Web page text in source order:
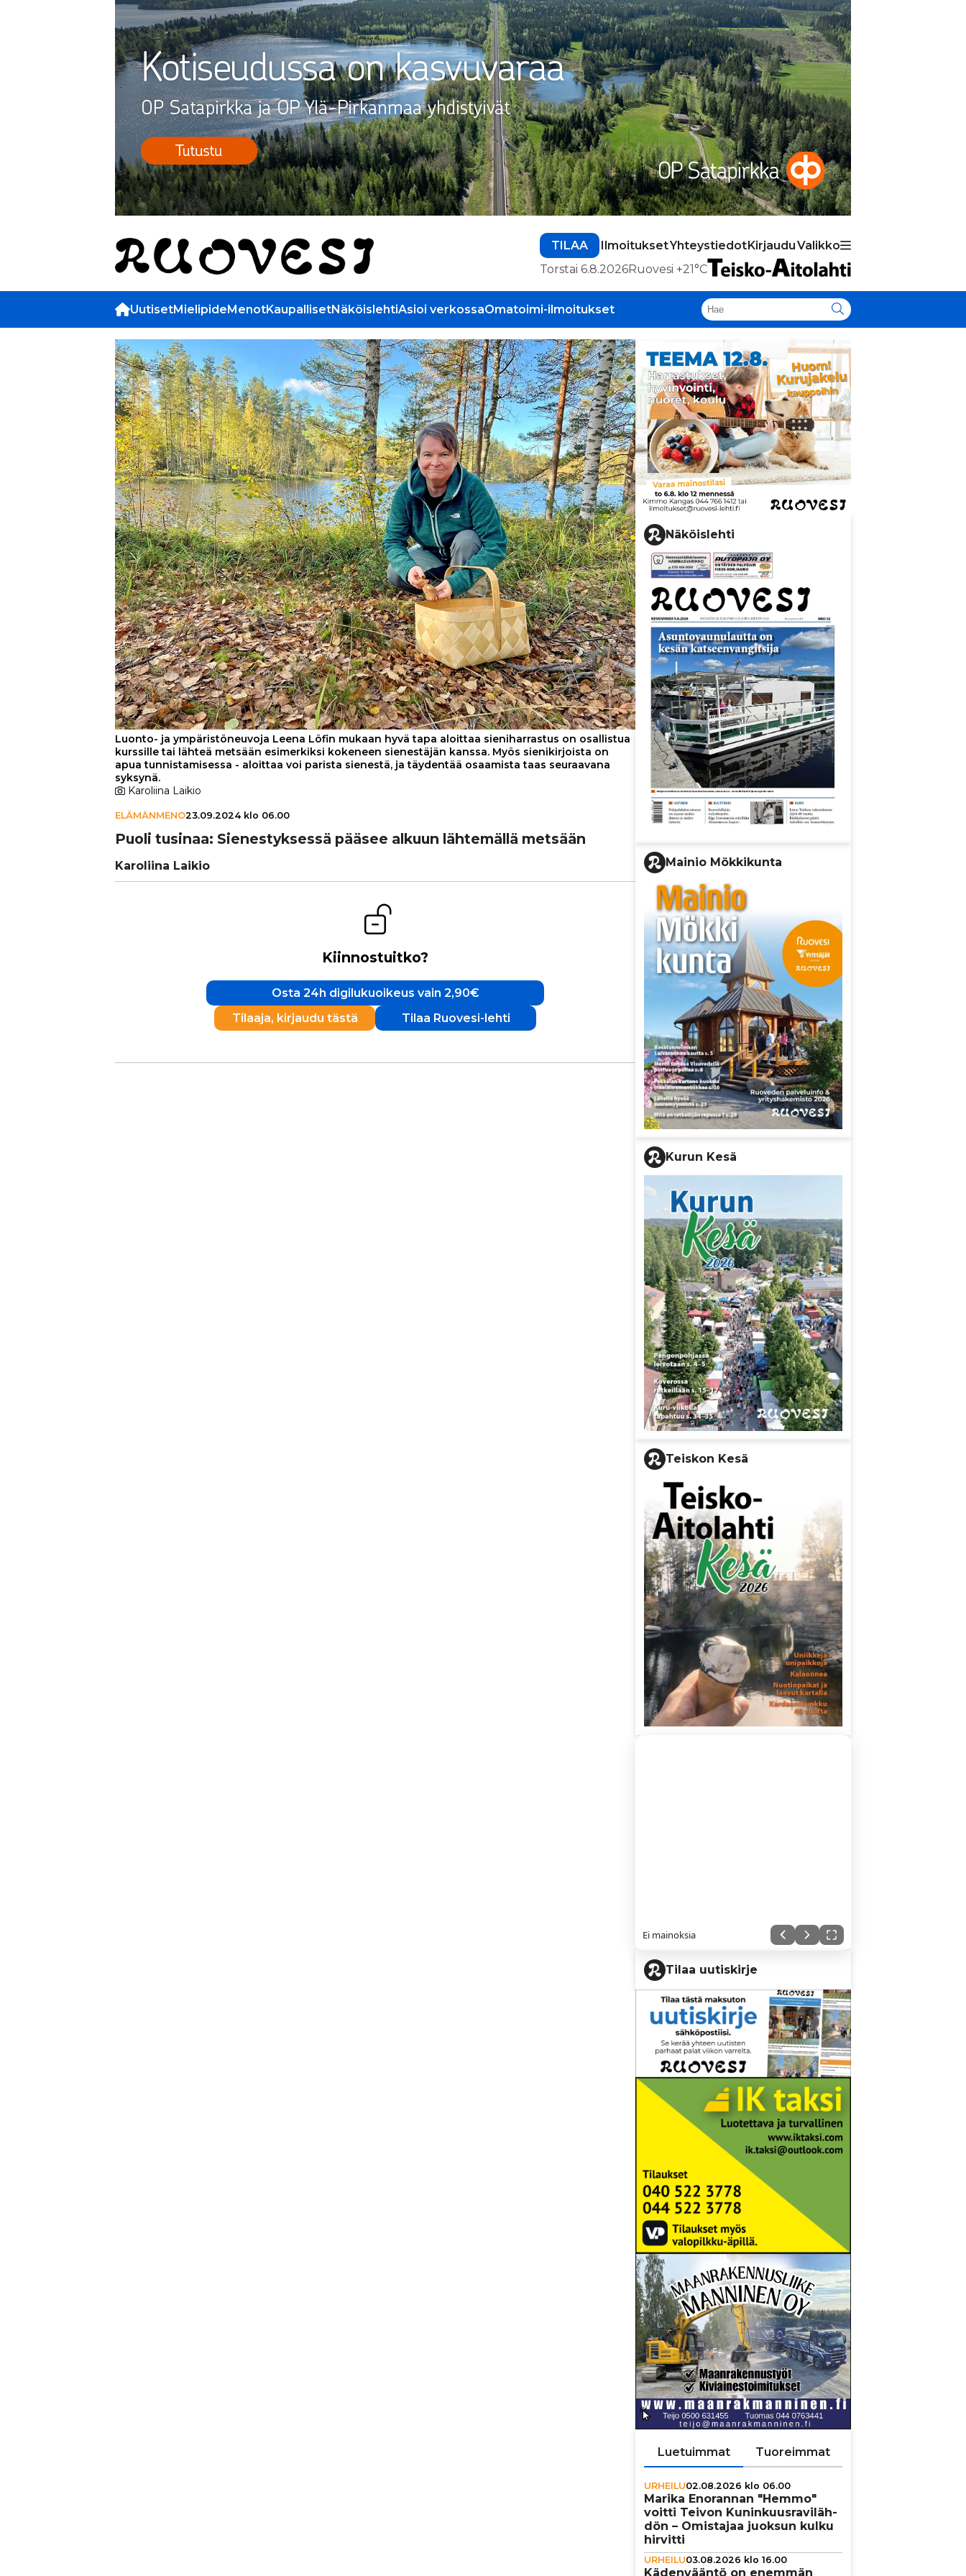
TILAA IlmoituksetYhteystiedotKirjauduValikko
Torstai 6.8.2026Ruovesi +21°C
UutisetMielipideMenotKaupallisetNäköislehtiAsioi verkossaOmatoimi-ilmoitukset
Luonto- ja ympäristöneuvoja Leena Löfin mukaan hyvä tapa aloittaa sieniharrastus on osallistua
kurssille tai lähteä metsään esimerkiksi kokeneen sienestäjän kanssa. Myös sienikirjoista on
apua tunnistamisessa - aloittaa voi parista sienestä, ja täydentää osaamista taas seuraavana
syksynä.
Karoliina Laikio
ELÄMÄNMENO23.09.2024 klo 06.00
Puoli tusinaa: Sie­nes­tyk­sessä pääsee alkuun läh­te­mällä metsään
Karoliina Laikio
Kiinnostuitko?
Osta 24h digilukuoikeus vain 2,90€
Tilaaja, kirjaudu tästä
Tilaa Ruovesi-lehti
Näköislehti
Mainio Mökkikunta
Kurun Kesä
Teiskon Kesä
Ei mainoksia
Tilaa uutiskirje
Luetuimmat Tuoreimmat
URHEILU02.08.2026 klo 06.00
Marika Enorannan "Hemmo"
voitti Teivon Kunin­kuus­ra­vi­läh­
dön – Omistajaa juoksun kulku
hirvitti
URHEILU03.08.2026 klo 16.00
Käden­vääntö on enemmän